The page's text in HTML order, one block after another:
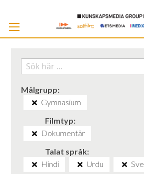
Målgrupp
Gymnasium
Filmtyp
Dokumentär
Talat språk
Hindi
Urdu